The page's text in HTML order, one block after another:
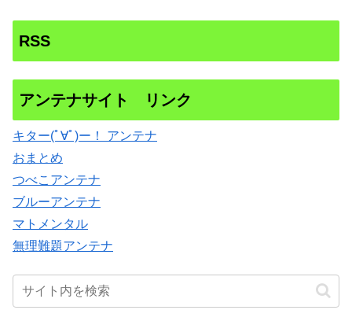
RSS
アンテナサイト リンク
キター(ﾟ∀ﾟ)ー！ アンテナ
おまとめ
つべこアンテナ
ブルーアンテナ
マトメンタル
無理難題アンテナ